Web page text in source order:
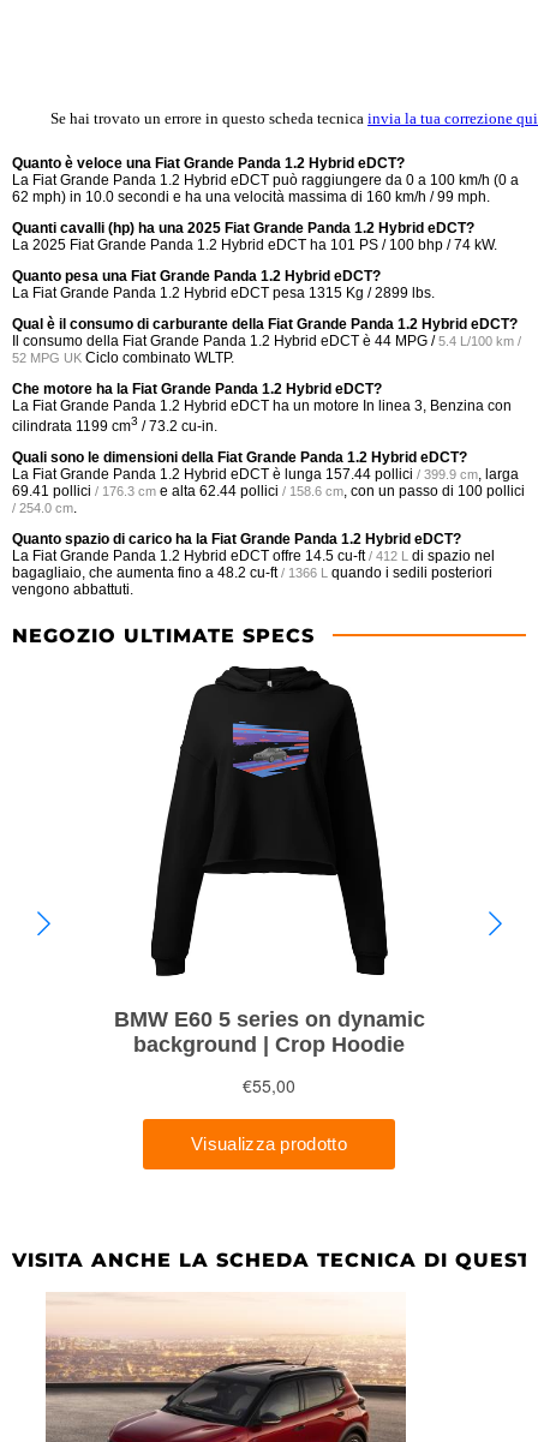
Se hai trovato un errore in questo scheda tecnica invia la tua correzione qui
Quanto è veloce una Fiat Grande Panda 1.2 Hybrid eDCT?
La Fiat Grande Panda 1.2 Hybrid eDCT può raggiungere da 0 a 100 km/h (0 a
62 mph) in 10.0 secondi e ha una velocità massima di 160 km/h / 99 mph.
Quanti cavalli (hp) ha una 2025 Fiat Grande Panda 1.2 Hybrid eDCT?
La 2025 Fiat Grande Panda 1.2 Hybrid eDCT ha 101 PS / 100 bhp / 74 kW.
Quanto pesa una Fiat Grande Panda 1.2 Hybrid eDCT?
La Fiat Grande Panda 1.2 Hybrid eDCT pesa 1315 Kg / 2899 lbs.
Qual è il consumo di carburante della Fiat Grande Panda 1.2 Hybrid eDCT?
Il consumo della Fiat Grande Panda 1.2 Hybrid eDCT è 44 MPG /5.4 L/100 km /
52 MPG UK Ciclo combinato WLTP.
Che motore ha la Fiat Grande Panda 1.2 Hybrid eDCT?
La Fiat Grande Panda 1.2 Hybrid eDCT ha un motore In linea 3, Benzina con
cilindrata 1199 cm3 / 73.2 cu-in.
Quali sono le dimensioni della Fiat Grande Panda 1.2 Hybrid eDCT?
La Fiat Grande Panda 1.2 Hybrid eDCT è lunga 157.44 pollici / 399.9 cm , larga
69.41 pollici / 176.3 cm e alta 62.44 pollici / 158.6 cm , con un passo di 100 pollici
/ 254.0 cm
Quanto spazio di carico ha la Fiat Grande Panda 1.2 Hybrid eDCT?
La Fiat Grande Panda 1.2 Hybrid eDCT offre 14.5 cu-ft / 412 L di spazio nel
bagagliaio, che aumenta fino a 48.2 cu-ft / 1366 L quando i sedili posteriori
vengono abbattuti.
NEGOZIO ULTIMATE SPECS
VISITA ANCHE LA SCHEDA TECNICA DI